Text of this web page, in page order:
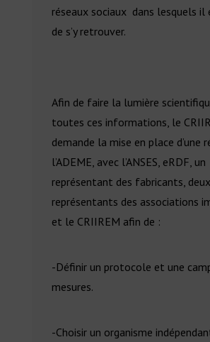
réseaux sociaux dans lesquels
de s’y retrouver.
Afin de faire la lumière
toutes ces informations, le
demande la mise en place d’une
l’ADEME, avec l’ANSES, eRDF, un
représentant des fabricants, deux
représentants des associations
et le CRIIREM afin de :
-Définir un protocole et une
mesures.
-Choisir un organisme